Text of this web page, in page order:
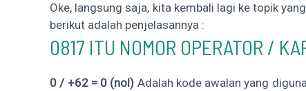
Oke, langsung saja, kita kembali lagi ke topik
berikut adalah penjelasannya :
0817 ITU NOMOR OPERATOR /
0 / +62 = 0 (nol) Adalah kode awalan yang